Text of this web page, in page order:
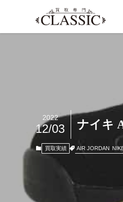
ナイキ
2022
12/03
買取実績 AIR JORDAN